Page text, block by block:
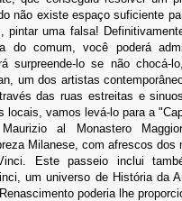
não existe espaço suficiente
pintar uma falsa!
do comum, você poderá
surpreende-lo se não chocá-
um dos artistas
das ruas estreitas e
locais, vamos levá-lo para a
al Monastero
Milanese, com afrescos dos
Este passeio inclui
um universo de História da
poderia lhe